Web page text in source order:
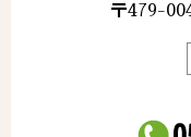
〒479-